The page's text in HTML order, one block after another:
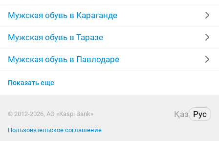
сапоги зимние новые кроссовки новые
зимние кроссовки сандалии
air jordan шлепки puma
Мужская обувь в Караганде
Мужская обувь в Таразе
Мужская обувь в Павлодаре
Мужская обувь в Кокшетау
Показать еще
© 2012-2026, АО «Kaspi Bank» Қаз Рус
Пользовательское соглашение